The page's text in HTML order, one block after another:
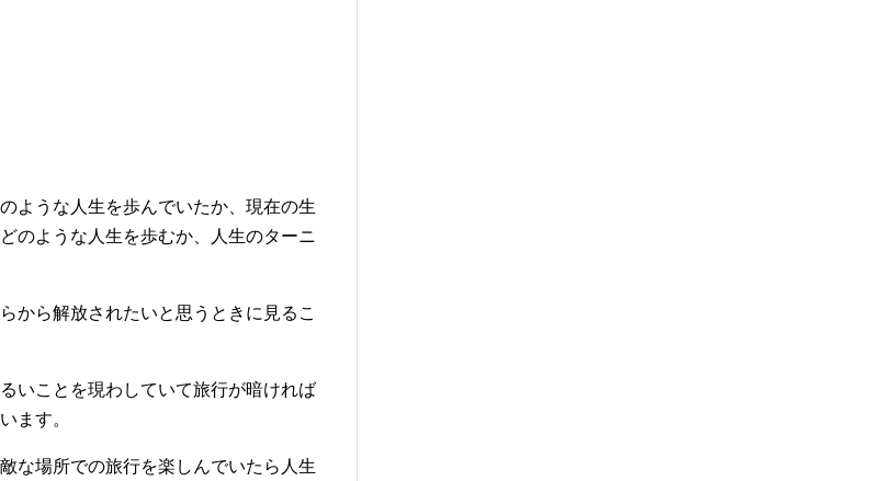
ような人生を歩んでいたか、現在の生
のような人生を歩むか、人生のターニ
から解放されたいと思うときに見るこ
いことを現わしていて旅行が暗ければ
ます。
な場所での旅行を楽しんでいたら人生